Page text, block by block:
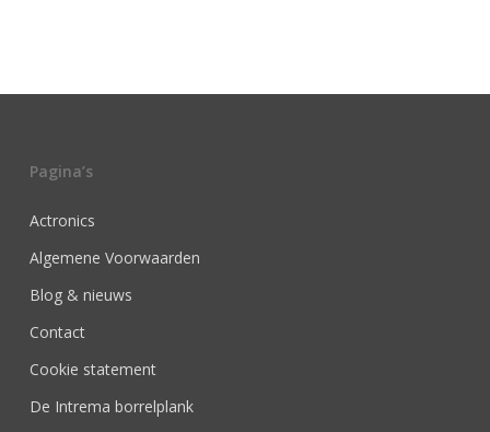
Pagina’s
Actronics
Algemene Voorwaarden
Blog & nieuws
Contact
Cookie statement
De Intrema borrelplank